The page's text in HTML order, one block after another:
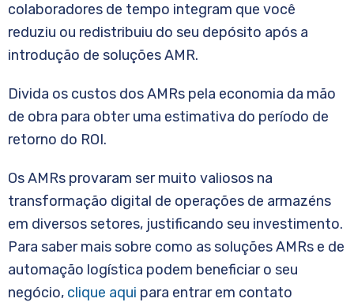
colaboradores de tempo integram que você
reduziu ou redistribuiu do seu depósito após a
introdução de soluções AMR.
Divida os custos dos AMRs pela economia da mão
de obra para obter uma estimativa do período de
retorno do ROI.
Os AMRs provaram ser muito valiosos na
transformação digital de operações de armazéns
em diversos setores, justificando seu investimento.
Para saber mais sobre como as soluções AMRs e de
automação logística podem beneficiar o seu
negócio, clique aqui para entrar em contato